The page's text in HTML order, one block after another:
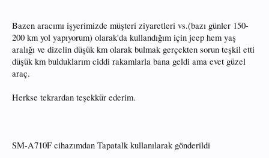
Bazen aracımı işyerimizde müşteri ziyaretleri vs.(bazı günler 150-
200 km yol yapıyorum) olarak'da kullandığım için jeep hem yaş
aralığı ve dizelin düşük km olarak bulmak gerçekten sorun teşkil etti
düşük km bulduklarım ciddi rakamlarla bana geldi ama evet güzel
araç.
Herkse tekrardan teşekkür ederim.
SM-A710F cihazımdan Tapatalk kullanılarak gönderildi